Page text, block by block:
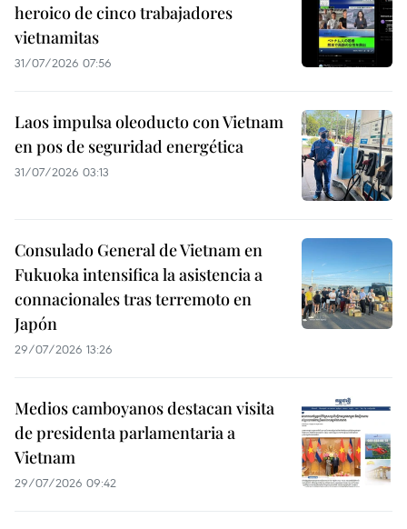
heroico de cinco trabajadores
vietnamitas
31/07/2026 07:56
Laos impulsa oleoducto con Vietnam
en pos de seguridad energética
31/07/2026 03:13
Consulado General de Vietnam en
Fukuoka intensifica la asistencia a
connacionales tras terremoto en
Japón
29/07/2026 13:26
Medios camboyanos destacan visita
de presidenta parlamentaria a
Vietnam
29/07/2026 09:42